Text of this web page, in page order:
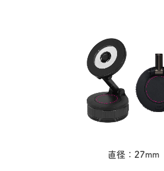
直径：27mm